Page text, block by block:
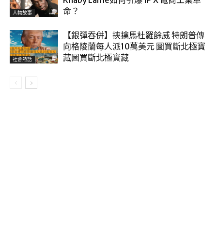
人物故事
命？
社會熱話
【銀彈吞併】挾擒馬杜羅餘威 特朗普傳
向格陵蘭每人派10萬美元 圖買斷北極寶
藏圖買斷北極寶藏